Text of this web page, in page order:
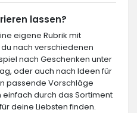
lassen?
eigene Rubrik mit
nach verschiedenen
nach Geschenken unter
oder auch nach Ideen für
passende Vorschläge
durch das Sortiment
deine Liebsten finden.